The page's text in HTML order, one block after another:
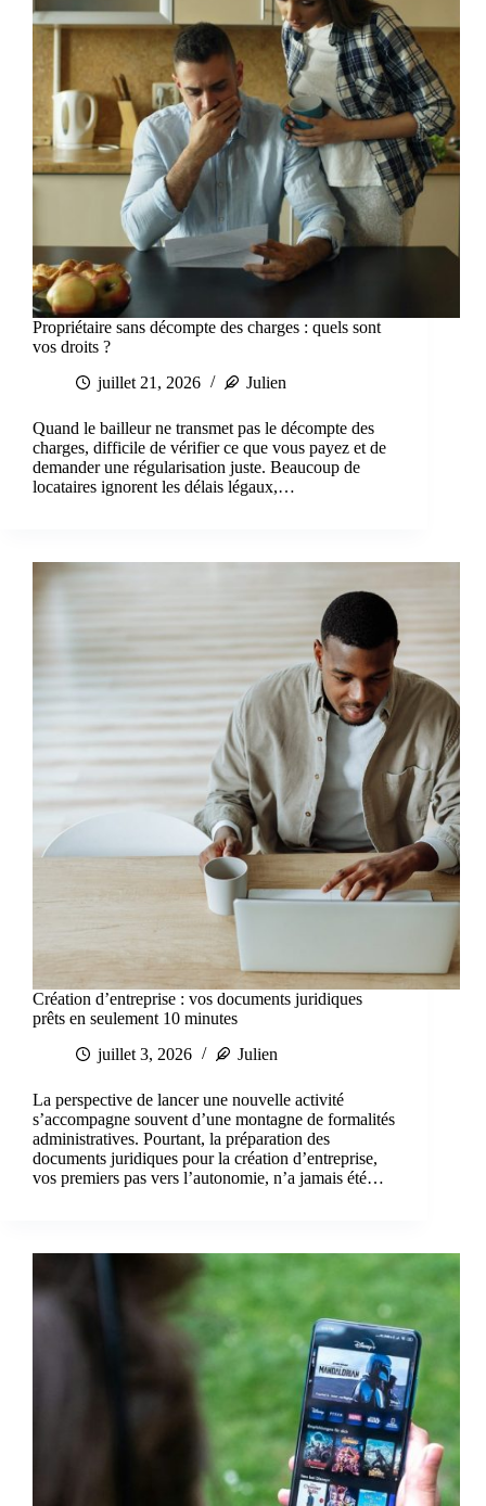
Propriétaire sans décompte des charges : quels sont
vos droits ?
juillet 21, 2026
Julien
Quand le bailleur ne transmet pas le décompte des
charges, difficile de vérifier ce que vous payez et de
demander une régularisation juste. Beaucoup de
locataires ignorent les délais légaux,…
Création d’entreprise : vos documents juridiques
prêts en seulement 10 minutes
juillet 3, 2026
Julien
La perspective de lancer une nouvelle activité
s’accompagne souvent d’une montagne de formalités
administratives. Pourtant, la préparation des
documents juridiques pour la création d’entreprise,
vos premiers pas vers l’autonomie, n’a jamais été…